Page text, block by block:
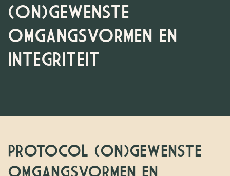
(ON)GEWENSTE
OMGANGSVORMEN EN
INTEGRITEIT
PROTOCOL (ON)GEWENSTE
OMGANGSVORMEN EN